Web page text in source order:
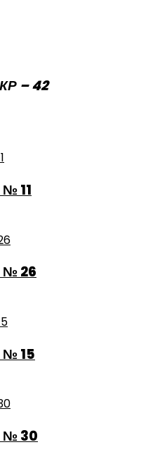
– 42
11
№ 26
№ 15
№ 30